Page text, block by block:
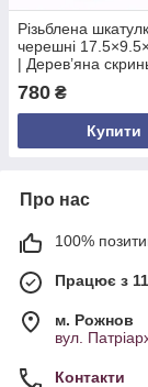
Різьблена
черешні
| Дерев’яна
інкрустацією |
Ексклюзивний
780 ₴
Купити
Про нас
100%
Працює з
м. Рожнов
вул.
Контакти